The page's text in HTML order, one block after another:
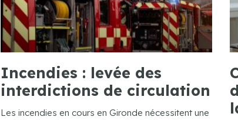
Incendies : levée des
interdictions de circulation
Les incendies en cours en Gironde nécessitent une